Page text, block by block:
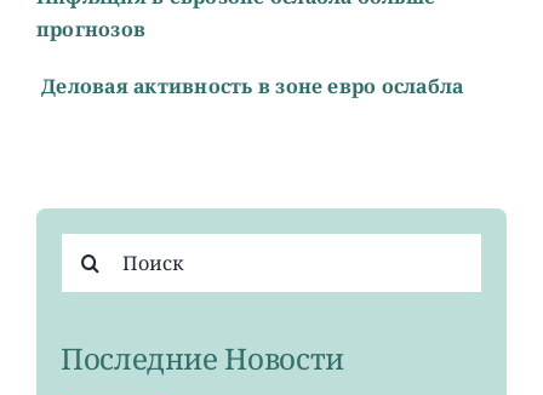
прогнозов
Деловая активность в зоне евро ослабла
поиска:
Последние Новости